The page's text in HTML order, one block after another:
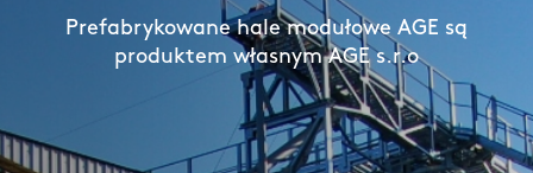
Prefabrykowane hale modułowe AGE są
produktem własnym AGE s.r.o